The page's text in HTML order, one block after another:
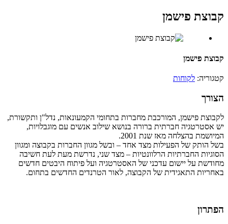
קבוצת פישמן
קבוצת פישמן
קטגוריה: לקוחות
הצורך
לקבוצת פישמן, המורכבת מחברות בתחומי הקמעונאות, נדל"ן ותקשורת,
יש אסטרטגיה חברתית ברורה בנושא שילוב אנשים עם מוגבלויות,
המיושמת בהצלחה מאז שנת 2001.
בשל הותק של הפעילות מצד אחד – ובשל מגוון החברות בקבוצה ומגוון
הסוגיות החברתיות הרלוונטיות – מצד שני, נדרשת מעת לעת חשיבה
מחודשת על יישום עדכני של האסטרטגיה ועל פיתוח היבטים חדשים
באחריות התאגידית של הקבוצה, לאור הטרנדים החדשים בתחום.
הפתרון